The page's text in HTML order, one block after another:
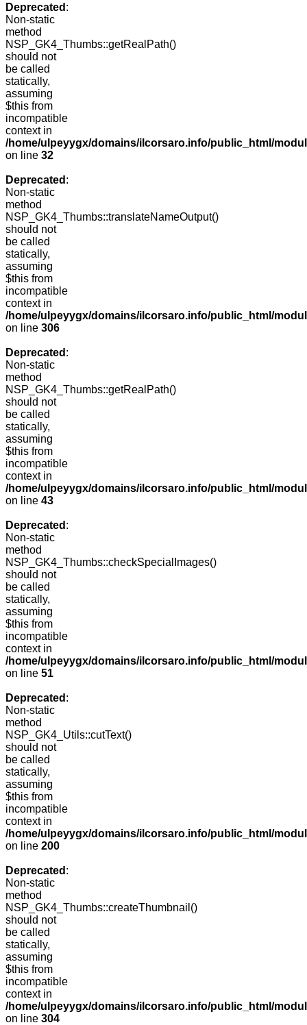
Deprecated :
Non-static
method
NSP_GK4_Thumbs::getRealPath()
should not
be called
statically,
assuming
$this from
incompatible
context in
/home/ulpeyygx/domains/ilcorsaro.info/public_html/
on line 32
Deprecated :
Non-static
method
NSP_GK4_Thumbs::translateNameOutput()
should not
be called
statically,
assuming
$this from
incompatible
context in
/home/ulpeyygx/domains/ilcorsaro.info/public_html/
on line 306
Deprecated :
Non-static
method
NSP_GK4_Thumbs::getRealPath()
should not
be called
statically,
assuming
$this from
incompatible
context in
/home/ulpeyygx/domains/ilcorsaro.info/public_html/
on line 43
Deprecated :
Non-static
method
NSP_GK4_Thumbs::checkSpecialImages()
should not
be called
statically,
assuming
$this from
incompatible
context in
/home/ulpeyygx/domains/ilcorsaro.info/public_html/
on line 51
Deprecated :
Non-static
method
NSP_GK4_Utils::cutText()
should not
be called
statically,
assuming
$this from
incompatible
context in
/home/ulpeyygx/domains/ilcorsaro.info/public_html/
on line 200
Deprecated :
Non-static
method
NSP_GK4_Thumbs::createThumbnail()
should not
be called
statically,
assuming
$this from
incompatible
context in
/home/ulpeyygx/domains/ilcorsaro.info/public_html/
on line 304